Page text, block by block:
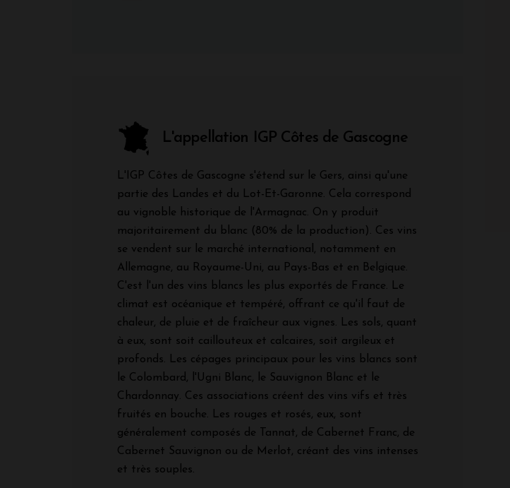
L'appellation IGP Côtes de Gascogne
L'IGP Côtes de Gascogne s'étend sur le Gers, ainsi qu'une
partie des Landes et du Lot-Et-Garonne. Cela correspond
au vignoble historique de l'Armagnac. On y produit
majoritairement du blanc (80% de la production). Ces vins
se vendent sur le marché international, notamment en
Allemagne, au Royaume-Uni, au Pays-Bas et en Belgique.
C'est l'un des vins blancs les plus exportés de France. Le
climat est océanique et tempéré, offrant ce qu'il faut de
chaleur, de pluie et de fraîcheur aux vignes. Les sols, quant
à eux, sont soit caillouteux et calcaires, soit argileux et
profonds. Les cépages principaux pour les vins blancs sont
le Colombard, l'Ugni Blanc, le Sauvignon Blanc et le
Chardonnay. Ces associations créent des vins vifs et très
fruités en bouche. Les rouges et rosés, eux, sont
généralement composés de Tannat, de Cabernet Franc, de
Cabernet Sauvignon ou de Merlot, créant des vins intenses
et très souples.